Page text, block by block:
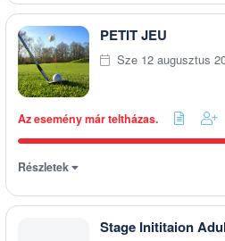
PETIT JEU
Sze 12 augusztus
Az esemény már teltházas.
Részletek
Stage Inititaion